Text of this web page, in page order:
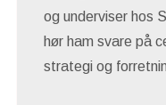
og underviser hos
hør ham svare på
strategi og